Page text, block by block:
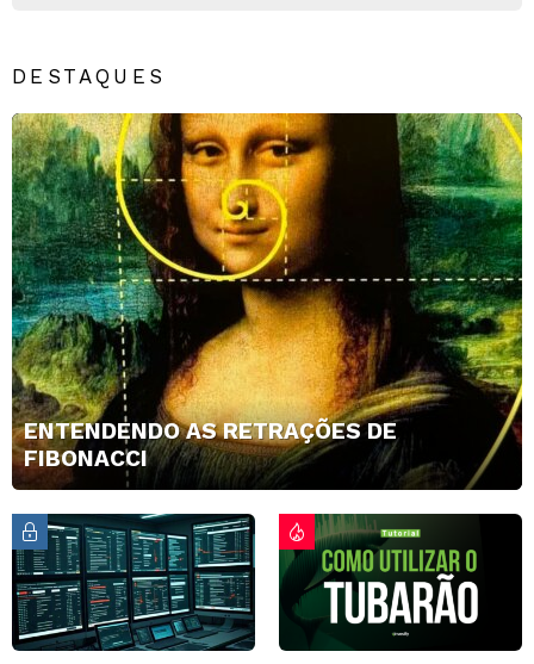
DESTAQUES
ENTENDENDO AS RETRAÇÕES DE
FIBONACCI